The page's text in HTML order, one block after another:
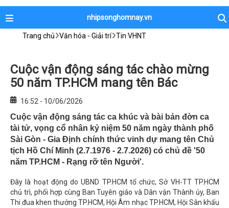
nhipsonghomnay.vn
Trang chủ Văn hóa - Giải trí Tin VHNT
Cuộc vận động sáng tác chào mừng
50 năm TP.HCM mang tên Bác
16:52 - 10/06/2026
Cuộc vận động sáng tác ca khúc và bài bản đờn ca
tài tử, vọng cổ nhân kỷ niệm 50 năm ngày thành phố
Sài Gòn - Gia Định chính thức vinh dự mang tên Chủ
tịch Hồ Chí Minh (2.7.1976 - 2.7.2026) có chủ đề '50
năm TP.HCM - Rạng rỡ tên Người'.
Đây là hoạt động do UBND TP.HCM tổ chức, Sở VH-TT TP.HCM
chủ trì, phối hợp cùng Ban Tuyên giáo và Dân vận Thành ủy, Ban
Thi đua khen thưởng TP.HCM, Hội Âm nhạc TP.HCM, Hội Sân khấu